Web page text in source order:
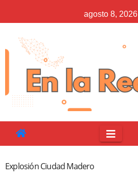
al
contenido
agosto 8, 2026
Explosión Ciudad Madero